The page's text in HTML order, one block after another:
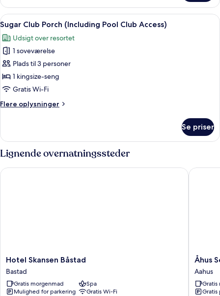
Access)
Club
Pool
Deck
(Including
Pool
Club
Access)
Indlæs
alle
billeder
af
Sugar
Club
Porch
Pool
Et hotelværelse med en seng, to
5
Sugar Club Porch (Including Pool Club Access)
Udsigt over resortet
1 soveværelse
Plads til 3 personer
1 kingsize-seng
Gratis Wi-Fi
Flere oplysninger
Flere
Club
Porch
(Including
Pool
Club
Se priser
Lignende overnatningssteder
Hotel
Skansen
Båstad
Bastad
Hotel Skansen Båstad
Bastad
Gratis morgenmad
Spa
Mulighed for parkering
Gratis Wi-Fi
Hotel Skansen Båstad
Åhus
Seaside
Aahus
Åhus
Aahus
Gratis
Gratis
Åhus